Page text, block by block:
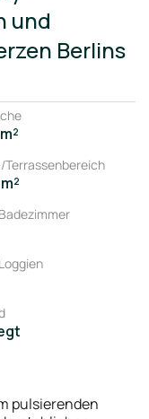
und
Berlins
Terrassenbereich
pulsierenden